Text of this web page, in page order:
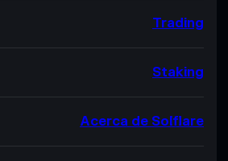
Trading
Staking
Acerca de Solflare